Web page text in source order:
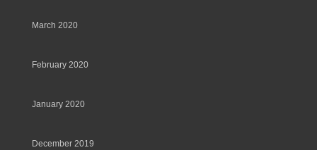
March 2020
February 2020
January 2020
December 2019